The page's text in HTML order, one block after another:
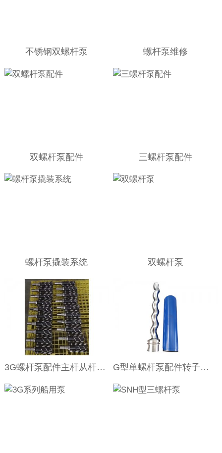
不锈钢双螺杆泵 螺杆泵维修
双螺杆泵配件 三螺杆泵配件
螺杆泵撬装系统 双螺杆泵
3G螺杆泵配件主杆从杆转子 G型单螺杆泵配件转子定子